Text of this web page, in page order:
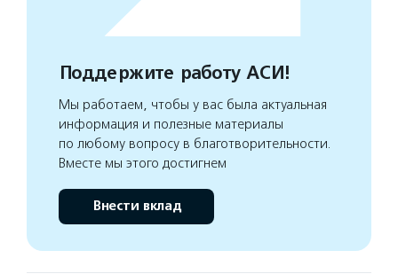
Поддержите работу АСИ!
Мы работаем, чтобы у вас была актуальная
информация и полезные материалы
по любому вопросу в благотворительности.
Вместе мы этого достигнем
Внести вклад